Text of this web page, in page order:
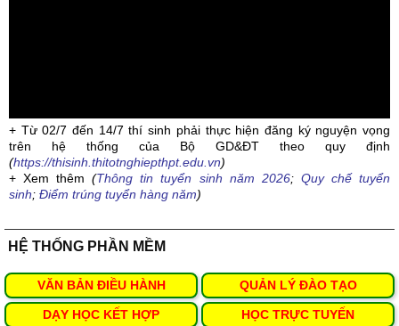
+ Từ 02/7 đến 14/7 thí sinh phải thực hiện đăng ký nguyện vọng
trên hệ thống của Bộ GD&ĐT theo quy định
(https://thisinh.thitotnghiepthpt.edu.vn)
+ Xem thêm(Thông tin tuyển sinh năm 2026; Quy chế tuyển
sinh; Điểm trúng tuyển hàng năm)
HỆ THỐNG PHẦN MỀM
VĂN BẢN ĐIỀU HÀNH QUẢN LÝ ĐÀO TẠO
DẠY HỌC KẾT HỢP HỌC TRỰC TUYẾN